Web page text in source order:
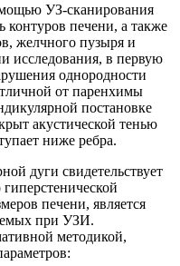
УЗ-сканирования
контуров печени, а также
желчного пузыря и
исследования, в первую
однородности
от паренхимы
постановке
акустической тенью
ниже ребра.
дуги свидетельствует
печени, является
при УЗИ.
методикой,